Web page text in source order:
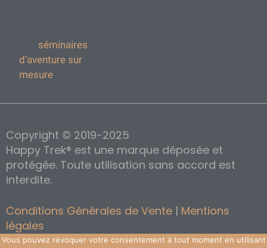
séminaires
d’aventure sur
mesure
Copyright © 2019-2025
Happy Trek® est une marque déposée et
protégée. Toute utilisation sans accord est
interdite.
Conditions Générales de Vente | Mentions
légales
Création de site Internet :Agence de création
Vous pouvez révoquer votre consentement à tout moment en utilisant